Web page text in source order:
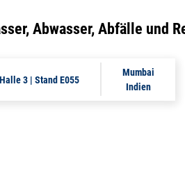
Abwasser, Abfälle und
Halle 3 | Stand E055
Mumbai
Indien